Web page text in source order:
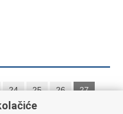
24 25 26
27